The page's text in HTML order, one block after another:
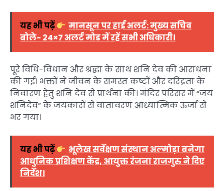
यह भी पढ़ें
मानसून पर हाई अलर्ट: मुख्य सचिव
बोले- 24×7 अलर्ट मोड में रहें सभी अधिकारी।
पूरे विधि-विधान और श्रद्धा के साथ शनि देव की आराधना
की गई। भक्तों ने जीवन के समस्त कष्टों और दरिद्रता के
निवारण हेतु शनि देव से प्रार्थना की। मंदिर परिसर में “जय
शनिदेव” के जयकारों से वातावरण आध्यात्मिक ऊर्जा से
भर गया।
यह भी पढ़ें
भूलेख सर्वेक्षण संस्थान अल्मोड़ा बनेगा
आधुनिक प्रशिक्षण केंद्र, आयुक्त रंजना राजगुरु ने दिए
निर्देश।